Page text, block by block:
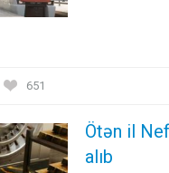
651
Ötən il
alıb